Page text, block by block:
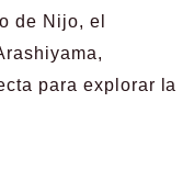
de Nijo, el
para explorar la